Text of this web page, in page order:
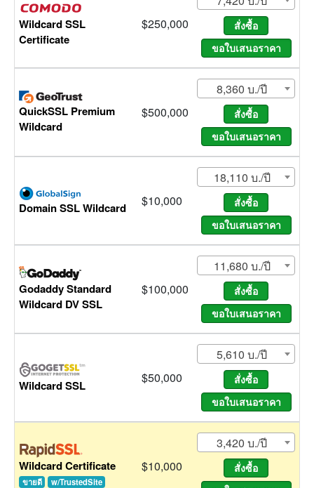
Wildcard SSL
Certificate
$250,000
QuickSSL Premium
Wildcard
$500,000
8,360 บ./ปี
Domain SSL Wildcard $10,000
18,110 บ./ปี
Godaddy Standard
Wildcard DV SSL
$100,000
11,680 บ./ปี
Wildcard SSL $50,000
5,610 บ./ปี
Wildcard Certificate
ขายดี w/TrustedSite
$10,000
3,420 บ./ปี